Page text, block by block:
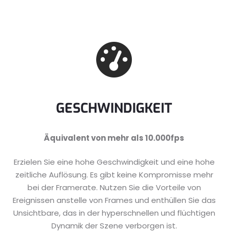
GESCHWINDIGKEIT
Äquivalent von mehr als 10.000fps
Erzielen Sie eine hohe Geschwindigkeit und eine hohe
zeitliche Auflösung. Es gibt keine Kompromisse mehr
bei der Framerate. Nutzen Sie die Vorteile von
Ereignissen anstelle von Frames und enthüllen Sie das
Unsichtbare, das in der hyperschnellen und flüchtigen
Dynamik der Szene verborgen ist.